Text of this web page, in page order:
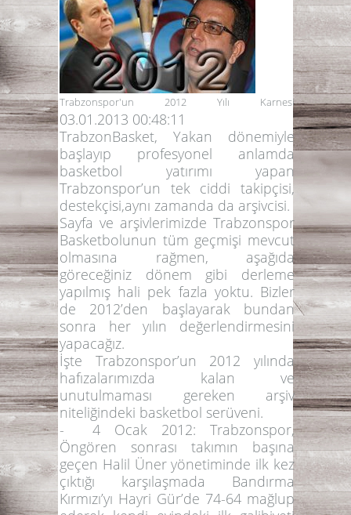
Trabzonspor'un 2012 Yılı Karnesi
03.01.2013 00:48:11
TrabzonBasket, Yakan dönemiyle
başlayıp profesyonel anlamda
basketbol yatırımı yapan
Trabzonspor’un tek ciddi takipçisi,
destekçisi,aynı zamanda da arşivcisi.
Sayfa ve arşivlerimizde Trabzonspor
Basketbolunun tüm geçmişi mevcut
olmasına rağmen, aşağıda
göreceğiniz dönem gibi derleme
yapılmış hali pek fazla yoktu. Bizler
de 2012’den başlayarak bundan
sonra her yılın değerlendirmesini
yapacağız.
İşte Trabzonspor’un 2012 yılında
hafızalarımızda kalan ve
unutulmaması gereken arşiv
niteliğindeki basketbol serüveni.
- 4 Ocak 2012: Trabzonspor,
Öngören sonrası takımın başına
geçen Halil Üner yönetiminde ilk kez
çıktığı karşılaşmada Bandırma
Kırmızı’yı Hayri Gür’de 74-64 mağlup